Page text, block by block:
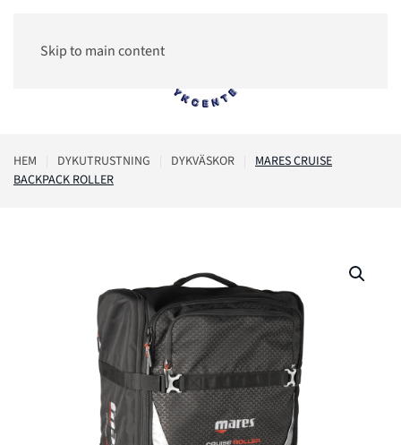
Skip to main content
HEM DYKUTRUSTNING DYKVÄSKOR
MARES CRUISE
BACKPACK ROLLER